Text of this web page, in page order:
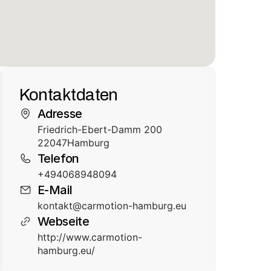
Kontaktdaten
Adresse
Friedrich-Ebert-Damm 200
22047Hamburg
Telefon
+494068948094
E-Mail
kontakt@carmotion-hamburg.eu
Webseite
http://www.carmotion-
hamburg.eu/